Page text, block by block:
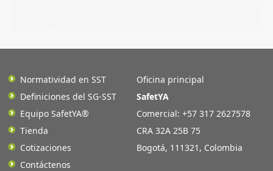
Normatividad en SST
Definiciones del SG-SST
Equipo SafetYA®
Tienda
Cotizaciones
Contáctenos
Oficina principal
SafetYA
Comercial: +57 317 2627578
CRA 32A 25B 75
Bogotá, 111321 , Colombia